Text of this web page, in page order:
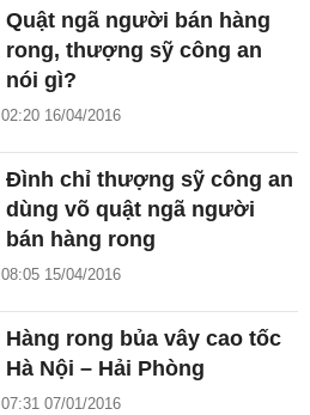
Quật ngã người bán hàng
rong, thượng sỹ công an
nói gì?
02:20 16/04/2016
Đình chỉ thượng sỹ công an
dùng võ quật ngã người
bán hàng rong
08:05 15/04/2016
Hàng rong bủa vây cao tốc
Hà Nội – Hải Phòng
07:31 07/01/2016